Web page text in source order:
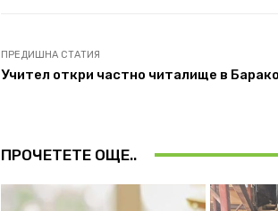
ПРЕДИШНА СТАТИЯ
Учител откри частно читалище в
ПРОЧЕТЕТЕ ОЩЕ..